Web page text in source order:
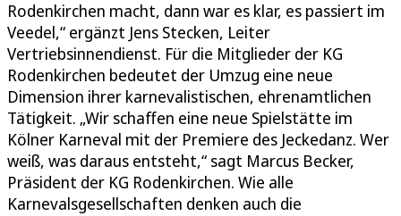
Rodenkirchen macht, dann war es klar, es passiert im
Veedel,“ ergänzt Jens Stecken, Leiter
Vertriebsinnendienst. Für die Mitglieder der KG
Rodenkirchen bedeutet der Umzug eine neue
Dimension ihrer karnevalistischen, ehrenamtlichen
Tätigkeit. „Wir schaffen eine neue Spielstätte im
Kölner Karneval mit der Premiere des Jeckedanz. Wer
weiß, was daraus entsteht,“ sagt Marcus Becker,
Präsident der KG Rodenkirchen. Wie alle
Karnevalsgesellschaften denken auch die